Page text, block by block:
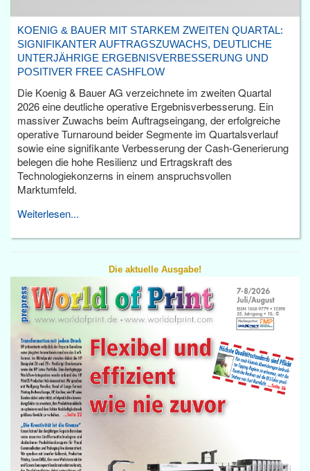
KOENIG & BAUER MIT STARKEM ZWEITEN QUARTAL:
SIGNIFIKANTER AUFTRAGSZUWACHS, DEUTLICHE
UNTERJÄHRIGE ERGEBNISVERBESSERUNG UND
POSITIVER FREE CASHFLOW
Die Koenig & Bauer AG verzeichnete im zweiten Quartal
2026 eine deutliche operative Ergebnisverbesserung. Ein
massiver Zuwachs beim Auftragseingang, der erfolgreiche
operative Turnaround beider Segmente im Quartalsverlauf
sowie eine signifikante Verbesserung der Cash-Generierung
belegen die hohe Resilienz und Ertragskraft des
Technologiekonzerns in einem anspruchsvollen
Marktumfeld.
Weiterlesen...
Die aktuelle Ausgabe!